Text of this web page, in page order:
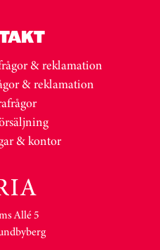
& reklamation
& reklamation
& kontor
Allé 5